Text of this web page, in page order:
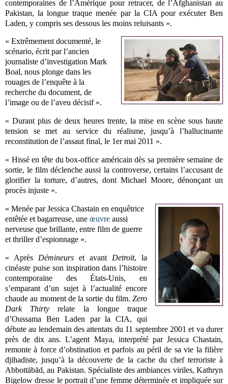
contemporaines de l’Amérique pour retracer, de l’Afghanistan au
Pakistan, la longue traque menée par la CIA pour exécuter Ben
Laden, y compris ses dessous les moins reluisants ».
« Extrêmement documenté, le
scénario, écrit par l’ancien
journaliste d’investigation Mark
Boal, nous plonge dans les
rouages de l’enquête à la
recherche du document, de
l’image ou de l’aveu décisif ».
« Durant plus de deux heures trente, la mise en scène sous haute
tension se met au service du réalisme, jusqu’à l’hallucinante
reconstitution de l’assaut final, le 1er mai 2011 ».
« Hissé en tête du box-office américain dès sa première semaine de
sortie, le film déclenche aussi la controverse, certains l’accusant de
glorifier la torture, d’autres, dont Michael Moore, dénonçant un
procès injuste ».
« Menée par Jessica Chastain en enquêtrice
entêtée et bagarreuse, une œuvre aussi
nerveuse que brillante, entre film de guerre
et thriller d’espionnage ».
« Après Démineurset avant Detroit, la
cinéaste puise son inspiration dans l’histoire
contemporaine des États-Unis, en
s’emparant d’un sujet à l’actualité encore
chaude au moment de la sortie du film.Zero
Dark Thirty relate la longue traque
d’Oussama Ben Laden par la CIA, qui
débute au lendemain des attentats du 11 septembre 2001 et va durer
près de dix ans. L’agent Maya, interprété par Jessica Chastain,
remonte à force d’obstination et parfois au péril de sa vie la filière
djihadiste, jusqu’à la découverte de la cache du chef terroriste à
Abbottābād, au Pakistan. Spécialiste des ambiances viriles, Kathryn
Bigelow dresse le portrait d’une femme déterminée et impliquée sur